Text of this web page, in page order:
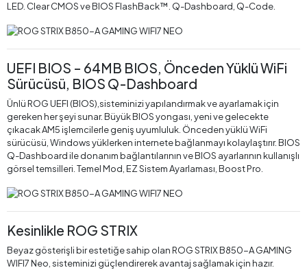
LED. Clear CMOS ve BIOS FlashBack™. Q-Dashboard, Q-Code.
UEFI BIOS – 64MB BIOS, Önceden Yüklü WiFi
Sürücüsü, BIOS Q-Dashboard
Ünlü ROG UEFI (BIOS),sisteminizi yapılandırmak ve ayarlamak için
gereken her şeyi sunar. Büyük BIOS yongası, yeni ve gelecekte
çıkacak AM5 işlemcilerle geniş uyumluluk. Önceden yüklü WiFi
sürücüsü, Windows yüklerken internete bağlanmayı kolaylaştırır. BIOS
Q-Dashboard ile donanım bağlantılarının ve BIOS ayarlarının kullanışlı
görsel temsilleri. Temel Mod, EZ Sistem Ayarlaması, Boost Pro.
Kesinlikle ROG STRIX
Beyaz gösterişli bir estetiğe sahip olan ROG STRIX B850-A GAMING
WIFI7 Neo, sisteminizi güçlendirerek avantaj sağlamak için hazır.